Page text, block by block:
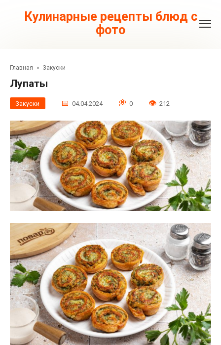
контентуКулинарные рецепты блюд с
фото
Главная » Закуски
Лупаты
Закуски 04.04.2024 0 212